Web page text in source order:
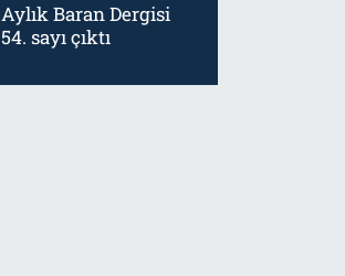
Aylık Baran Dergisi
54. sayı çıktı